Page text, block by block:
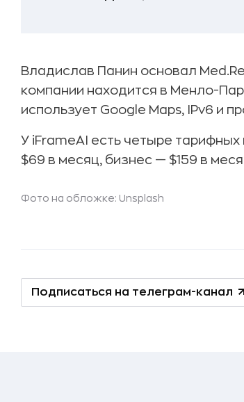
Владислав Панин основал
компании находится в Менло-
использует Google Maps, IPv6 и
У iFrameAI есть четыре
$69 в месяц, бизнес — $159 в
Фото на обложке: Unsplash
Подписаться на телеграм-канал